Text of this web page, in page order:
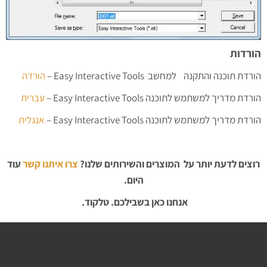
הורדות
הורדת תוכנה והתקנה למחשב Easy Interactive Tools –
הורדה
הורדת מדריך למשתמש לתוכנה Easy Interactive Tools –
עברית
הורדת מדריך למשתמש לתוכנה Easy Interactive Tools –
אנגלית
רוצים לדעת יותר על המוצרים והשירותים שלנו? צרו איתנו קשרעוד
היום.
אנחנו כאן בשבילכם. טלקוד.